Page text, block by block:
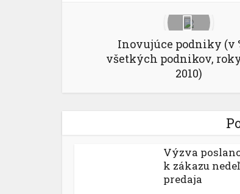
Inovujúce podniky (v
všetkých podnikov,
2010)
Výzva
k zákazu
predaja